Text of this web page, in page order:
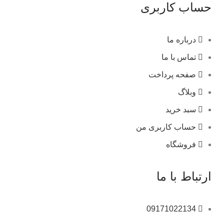
حساب کاربری
درباره ما
تماس با ما
صفحه پرداخت
وبلاگ
سبد خرید
حساب کاربری من
فروشگاه
ارتباط با ما
09171022134